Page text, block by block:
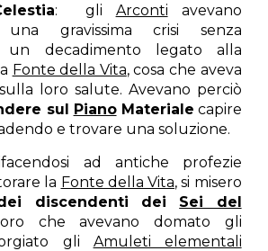
: gli Arconti
avevano
una gravissima crisi senza
un decadimento legato alla
Fonte della Vita, cosa che aveva
loro salute. Avevano perciò
sul PianoMateriale capire
e trovare una soluzione.
ad antiche profezie
la Fonte della Vita, si misero
discendenti dei Sei del
che avevano domato gli
gli Amuleti elementali